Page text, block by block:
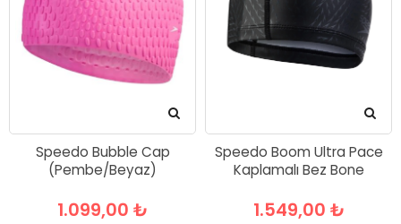
Speedo Bubble Cap
(Pembe/Beyaz)
1.099,00 ₺
Speedo Boom Ultra Pace
Kaplamalı Bez Bone
1.549,00 ₺